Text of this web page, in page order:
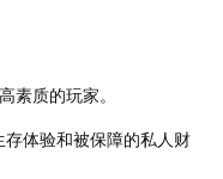
素质的玩家。
体验和被保障的私人财